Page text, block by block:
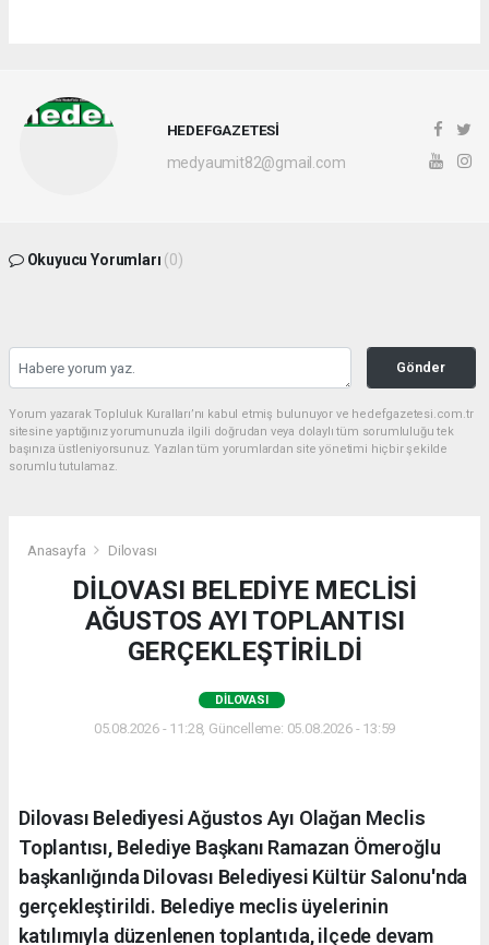
HEDEFGAZETESİ
medyaumit82@gmail.com
Okuyucu Yorumları (0)
Gönder
Yorum yazarak Topluluk Kuralları’nı kabul etmiş bulunuyor ve hedefgazetesi.com.tr
sitesine yaptığınız yorumunuzla ilgili doğrudan veya dolaylı tüm sorumluluğu tek
başınıza üstleniyorsunuz. Yazılan tüm yorumlardan site yönetimi hiçbir şekilde
sorumlu tutulamaz.
Anasayfa Dilovası
DİLOVASI BELEDİYE MECLİSİ
AĞUSTOS AYI TOPLANTISI
GERÇEKLEŞTİRİLDİ
DILOVASI
05.08.2026 - 11:28, Güncelleme: 05.08.2026 - 13:59
Dilovası Belediyesi Ağustos Ayı Olağan Meclis
Toplantısı, Belediye Başkanı Ramazan Ömeroğlu
başkanlığında Dilovası Belediyesi Kültür Salonu'nda
gerçekleştirildi. Belediye meclis üyelerinin
katılımıyla düzenlenen toplantıda, ilçede devam